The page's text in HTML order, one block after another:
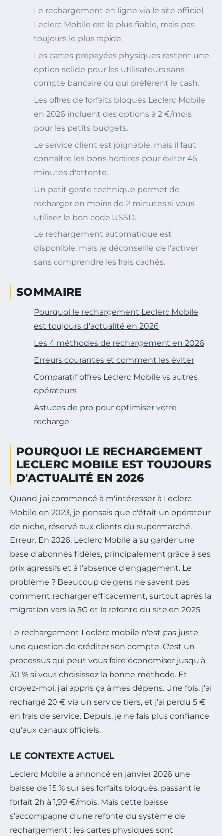
Le rechargement en ligne via le site officiel
Leclerc Mobile est le plus fiable, mais pas
toujours le plus rapide.
Les cartes prépayées physiques restent une
option solide pour les utilisateurs sans
compte bancaire ou qui préfèrent le cash.
Les offres de forfaits bloqués Leclerc Mobile
en 2026 incluent des options à 2 €/mois
pour les petits budgets.
Le service client est joignable, mais il faut
connaître les bons horaires pour éviter 45
minutes d'attente.
Un petit geste technique permet de
recharger en moins de 2 minutes si vous
utilisez le bon code USSD.
Le rechargement automatique est
disponible, mais je déconseille de l'activer
sans comprendre les frais cachés.
SOMMAIRE
Pourquoi le rechargement Leclerc Mobile
est toujours d'actualité en 2026
Les 4 méthodes de rechargement en 2026
Erreurs courantes et comment les éviter
Comparatif offres Leclerc Mobile vs autres
opérateurs
Astuces de pro pour optimiser votre
recharge
POURQUOI LE RECHARGEMENT
LECLERC MOBILE EST TOUJOURS
D'ACTUALITÉ EN 2026
Quand j'ai commencé à m'intéresser à Leclerc
Mobile en 2023, je pensais que c'était un opérateur
de niche, réservé aux clients du supermarché.
Erreur. En 2026, Leclerc Mobile a su garder une
base d'abonnés fidèles, principalement grâce à ses
prix agressifs et à l'absence d'engagement. Le
problème ? Beaucoup de gens ne savent pas
comment recharger efficacement, surtout après la
migration vers la 5G et la refonte du site en 2025.
Le rechargement Leclerc mobile n'est pas juste
une question de créditer son compte. C'est un
processus qui peut vous faire économiser jusqu'à
30 % si vous choisissez la bonne méthode. Et
croyez-moi, j'ai appris ça à mes dépens. Une fois, j'ai
rechargé 20 € via un service tiers, et j'ai perdu 5 €
en frais de service. Depuis, je ne fais plus confiance
qu'aux canaux officiels.
LE CONTEXTE ACTUEL
Leclerc Mobile a annoncé en janvier 2026 une
baisse de 15 % sur ses forfaits bloqués, passant le
forfait 2h à 1,99 €/mois. Mais cette baisse
s'accompagne d'une refonte du système de
rechargement : les cartes physiques sont